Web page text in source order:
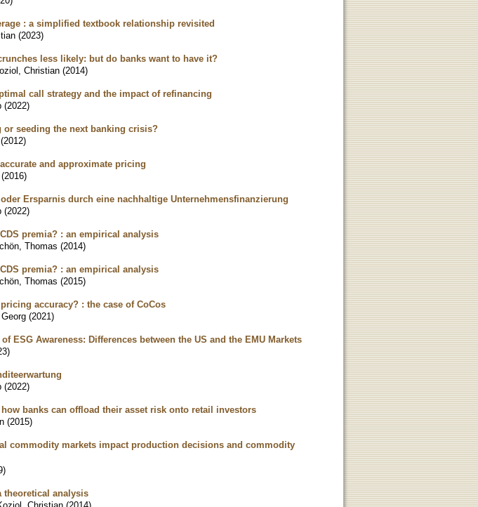
: a simplified textbook relationship revisited
(2023)
less likely: but do banks want to have it?
Christian (2014)
call strategy and the impact of refinancing
(2022)
seeding the next banking crisis?
(2012)
and approximate pricing
(2016)
Ersparnis durch eine nachhaltige Unternehmensfinanzierung
(2022)
premia? : an empirical analysis
Thomas (2014)
premia? : an empirical analysis
Thomas (2015)
accuracy? : the case of CoCos
(2021)
ESG Awareness: Differences between the US and the EMU Markets
)
(2022)
banks can offload their asset risk onto retail investors
(2015)
commodity markets impact production decisions and commodity
)
theoretical analysis